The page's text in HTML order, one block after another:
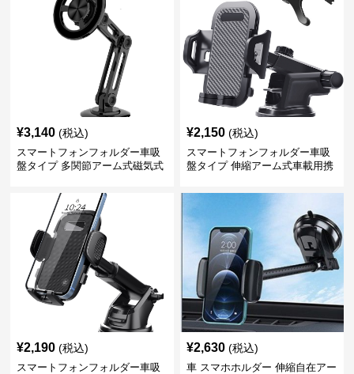
¥3,140 (税込)
スマートフォンフォルダー車吸
盤タイプ 多関節アーム式磁気式
¥2,150 (税込)
スマートフォンフォルダー車吸
盤タイプ 伸縮アーム式車載用携
¥2,190 (税込)
スマートフォンフォルダー車吸
¥2,630 (税込)
車 スマホホルダー 伸縮自在アー